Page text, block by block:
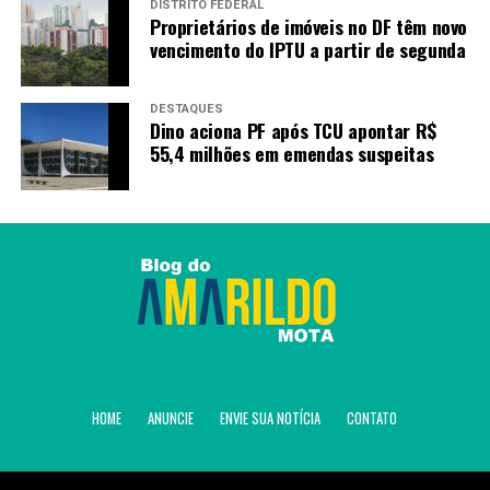
RECENTES
Brazlândia terá novo batalhão da PMDF após assinatura
de ordem de serviço
Redação
DISTRITO FEDERAL
Proprietários de imóveis no DF têm novo
vencimento do IPTU a partir de segunda
DESTAQUES
Dino aciona PF após TCU apontar R$
55,4 milhões em emendas suspeitas
HOME ANUNCIE ENVIE SUA NOTÍCIA CONTATO